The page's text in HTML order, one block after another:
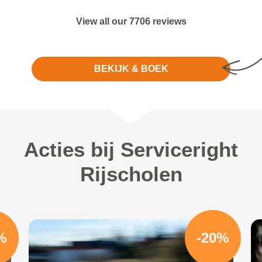
View all our 7706 reviews
BEKIJK & BOEK
Acties bij Serviceright
Rijscholen
-20%